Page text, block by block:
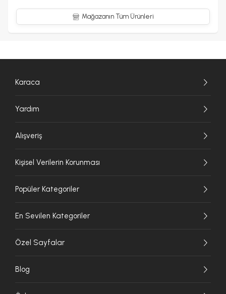
Mağazanın Tüm Ürünleri
Karaca
Yardım
Alışveriş
Kişisel Verilerin Korunması
Popüler Kategoriler
En Sevilen Kategoriler
Özel Sayfalar
Blog